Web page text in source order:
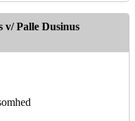
v/ Palle Dusinus